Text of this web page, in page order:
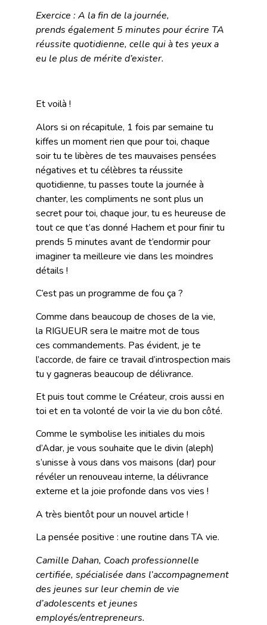
Exercice : A la fin de la journée,
prends également 5 minutes pour écrire TA
réussite quotidienne, celle qui à tes yeux a
eu le plus de mérite d’exister.
Et voilà !
Alors si on récapitule, 1 fois par semaine tu
kiffes un moment rien que pour toi, chaque
soir tu te libères de tes mauvaises pensées
négatives et tu célèbres ta réussite
quotidienne, tu passes toute la journée à
chanter, les compliments ne sont plus un
secret pour toi, chaque jour, tu es heureuse de
tout ce que t’as donné Hachem et pour finir tu
prends 5 minutes avant de t’endormir pour
imaginer ta meilleure vie dans les moindres
détails !
C’est pas un programme de fou ça ?
Comme dans beaucoup de choses de la vie,
la RIGUEUR sera le maitre mot de tous
ces commandements. Pas évident, je te
l’accorde, de faire ce travail d’introspection mais
tu y gagneras beaucoup de délivrance.
Et puis tout comme le Créateur, crois aussi en
toi et en ta volonté de voir la vie du bon côté.
Comme le symbolise les initiales du mois
d’Adar, je vous souhaite que le divin (aleph)
s’unisse à vous dans vos maisons (dar) pour
révéler un renouveau interne, la délivrance
externe et la joie profonde dans vos vies !
A très bientôt pour un nouvel article !
La pensée positive : une routine dans TA vie.
Camille Dahan, Coach professionnelle
certifiée, spécialisée dans l’accompagnement
des jeunes sur leur chemin de vie
d’adolescents et jeunes
employés/entrepreneurs.